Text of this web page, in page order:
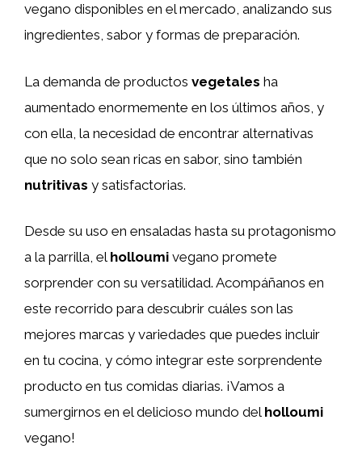
vegano disponibles en el mercado, analizando sus
ingredientes, sabor y formas de preparación.
La demanda de productos vegetales ha
aumentado enormemente en los últimos años, y
con ella, la necesidad de encontrar alternativas
que no solo sean ricas en sabor, sino también
nutritivas y satisfactorias.
Desde su uso en ensaladas hasta su protagonismo
a la parrilla, el holloumi vegano promete
sorprender con su versatilidad. Acompáñanos en
este recorrido para descubrir cuáles son las
mejores marcas y variedades que puedes incluir
en tu cocina, y cómo integrar este sorprendente
producto en tus comidas diarias. ¡Vamos a
sumergirnos en el delicioso mundo del holloumi
vegano!